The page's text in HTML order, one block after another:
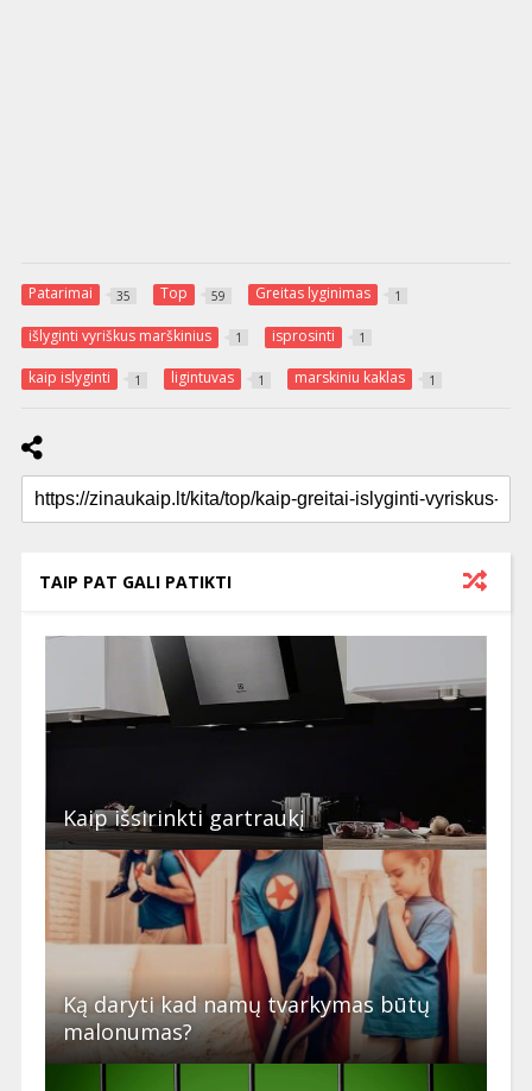
Patarimai 35 Top 59 Greitas lyginimas 1
išlyginti vyriškus marškinius 1 isprosinti 1
kaip islyginti 1 ligintuvas 1 marskiniu kaklas 1
TAIP PAT GALI PATIKTI
Kaip išsirinkti gartraukį
Ką daryti kad namų tvarkymas būtų
malonumas?